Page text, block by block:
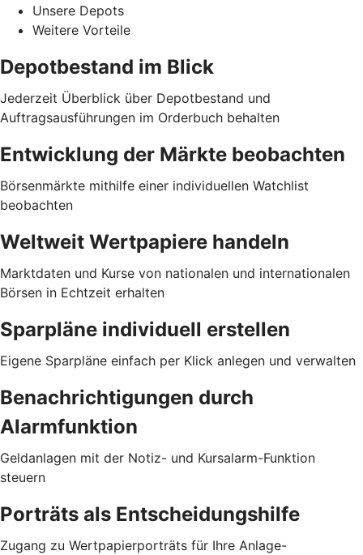
Unsere Depots
Weitere Vorteile
Depotbestand im Blick
Jederzeit Überblick über Depotbestand und
Auftragsausführungen im Orderbuch behalten
Entwicklung der Märkte beobachten
Börsenmärkte mithilfe einer individuellen Watchlist
beobachten
Weltweit Wertpapiere handeln
Marktdaten und Kurse von nationalen und internationalen
Börsen in Echtzeit erhalten
Sparpläne individuell erstellen
Eigene Sparpläne einfach per Klick anlegen und verwalten
Benachrichtigungen durch
Alarmfunktion
Geldanlagen mit der Notiz- und Kursalarm-Funktion
steuern
Porträts als Entscheidungshilfe
Zugang zu Wertpapierporträts für Ihre Anlage-